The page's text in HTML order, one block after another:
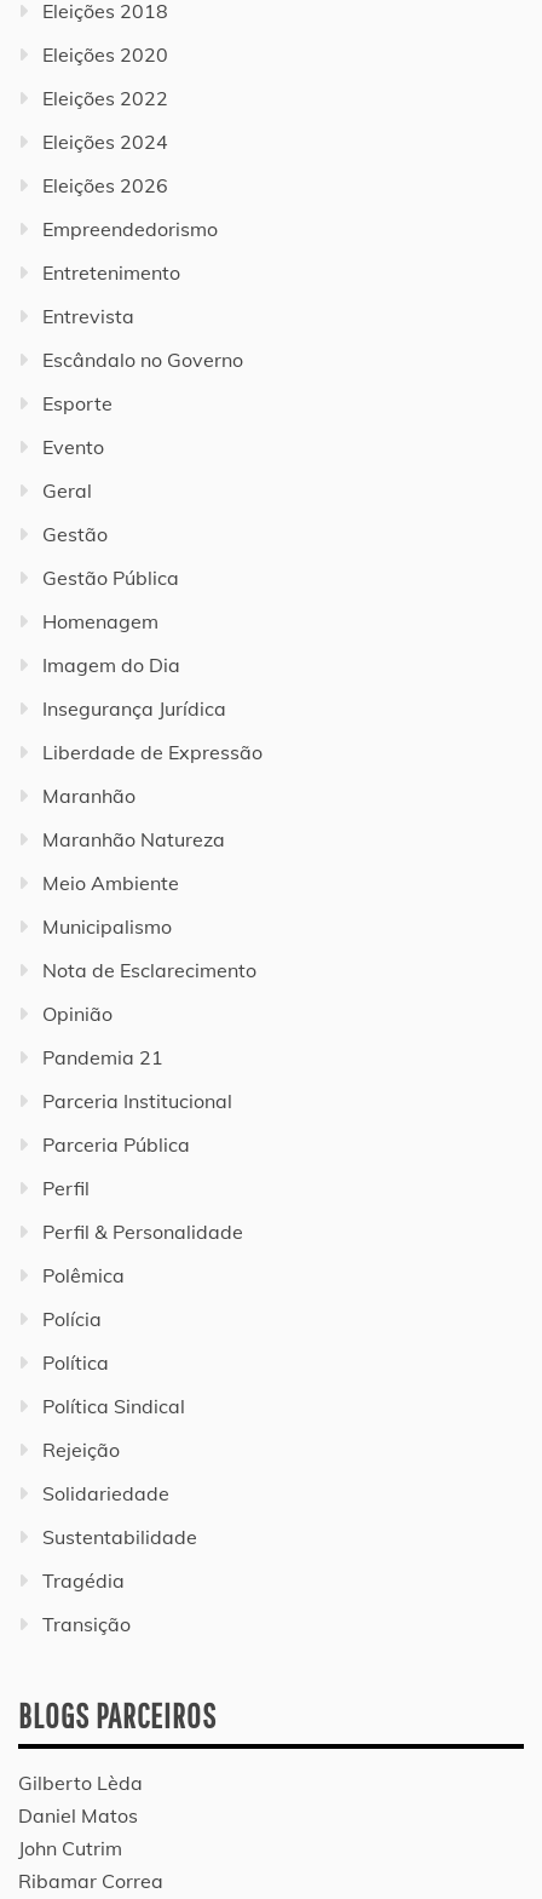
Eleições 2018
Eleições 2020
Eleições 2022
Eleições 2024
Eleições 2026
Empreendedorismo
Entretenimento
Entrevista
Escândalo no Governo
Esporte
Evento
Geral
Gestão
Gestão Pública
Homenagem
Imagem do Dia
Insegurança Jurídica
Liberdade de Expressão
Maranhão
Maranhão Natureza
Meio Ambiente
Municipalismo
Nota de Esclarecimento
Opinião
Pandemia 21
Parceria Institucional
Parceria Pública
Perfil
Perfil & Personalidade
Polêmica
Polícia
Política
Política Sindical
Rejeição
Solidariedade
Sustentabilidade
Tragédia
Transição
BLOGS PARCEIROS
Gilberto Lèda
Daniel Matos
John Cutrim
Ribamar Correa